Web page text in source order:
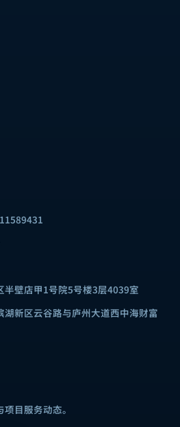
半壁店甲1号院5号楼3层4039室
湖新区云谷路与庐州大道西中海财富
目服务动态。